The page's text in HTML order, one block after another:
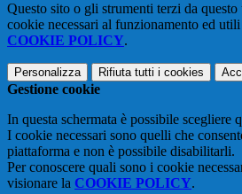
Questo sito o gli strumenti terzi da
cookie necessari al funzionamento ed
COOKIE POLICY.
Personalizza Rifiuta tutti i cookies
Gestione cookie
In questa schermata è possibile scegliere
I cookie necessari sono quelli che
piattaforma e non è possibile disabilitarli.
Per conoscere quali sono i cookie
visionare la COOKIE POLICY.